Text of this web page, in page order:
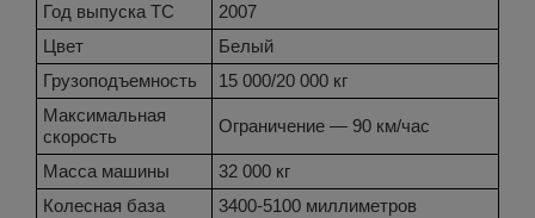
Год выпуска ТС
2007
Цвет
Белый
Грузоподъемность
15 000/20 000 кг
Максимальная
скорость
Ограничение — 90 км/час
Масса машины
32 000 кг
Колесная база
3400-5100 миллиметров